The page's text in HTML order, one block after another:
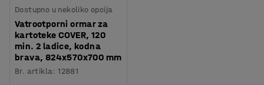
Dostupno u nekoliko opcija
Vatrootporni ormar za
kartoteke COVER, 120
min. 2 ladice, kodna
brava, 824x570x700 mm
Br. artikla:12881